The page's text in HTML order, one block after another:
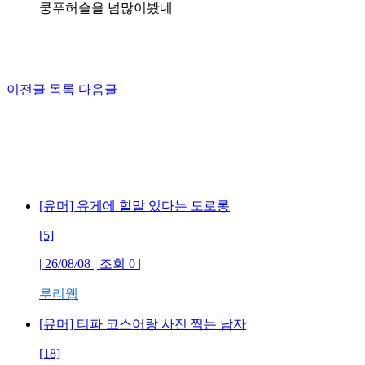
쿵푸허슬을 넘많이봤네
이전글 목록 다음글
[유머] 유게에 할말 있다는 도로롱
[5]
| 26/08/08 | 조회 0 |
루리웹
[유머] 티파 코스어랑 사진 찍는 남자
[18]